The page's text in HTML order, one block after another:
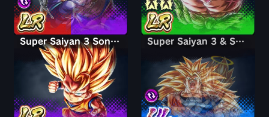
Super Saiyan 3 Son Goku (Mini) Super Saiyan 3 & Super Saiyan 2 Son Goku & Vegeta
Super Saiyan 3 & Super Saiyan 2 Son Goku & Vegeta